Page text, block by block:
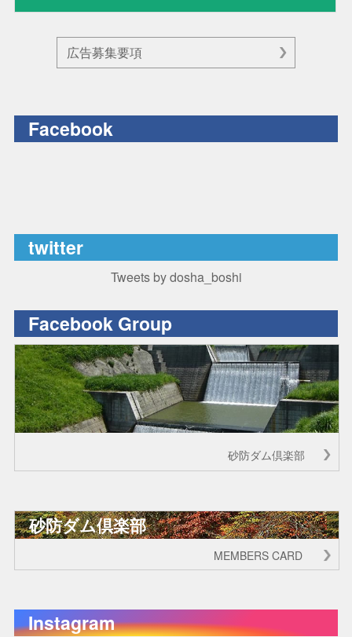
広告募集要項
Facebook
twitter
Tweets by dosha_boshi
Facebook Group
砂防ダム倶楽部
砂防ダム倶楽部
MEMBERS CARD
Instagram